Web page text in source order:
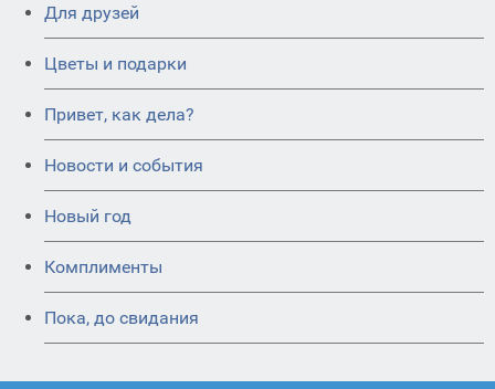
Для друзей
Цветы и подарки
Привет, как дела?
Новости и события
Новый год
Комплименты
Пока, до свидания